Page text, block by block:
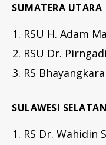
SUMATERA UTARA
RSU H. Adam
RSU Dr.
RS
SULAWESI SELATAN
RS Dr. Wahidin